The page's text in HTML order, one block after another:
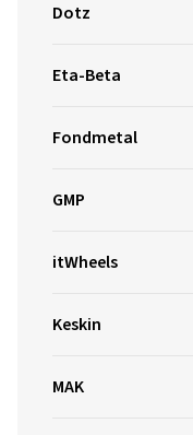
Dotz
Eta-Beta
Fondmetal
GMP
itWheels
Keskin
MAK